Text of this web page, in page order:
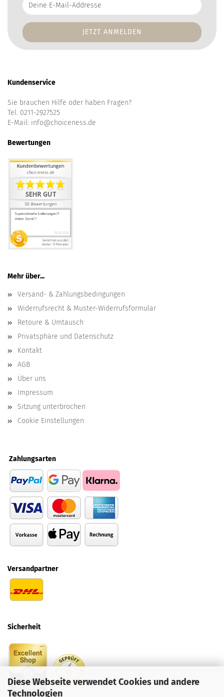
Diese Webseite verwendet Cookies und andere
Technologien
E-
Addresse
Kundenservice
Sie brauchen Hilfe oder haben Fragen?
Tel. 0211-2927525
E-Mail: info@choiceness.de
Bewertungen
Mehr über...
Versand- & Zahlungsbedingungen
Widerrufsrecht & Muster-Widerrufsformular
Retoure & Umtausch
Privatsphäre und Datenschutz
Kontakt
AGB
Über uns
Impressum
Sitzung unterbrochen
Cookie Einstellungen
Zahlungsarten
Versandpartner
Sicherheit